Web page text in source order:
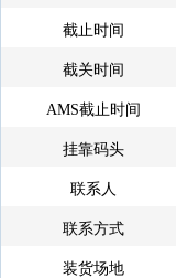
截止时间
截关时间
AMS截止时间
挂靠码头
联系人
联系方式
装货场地